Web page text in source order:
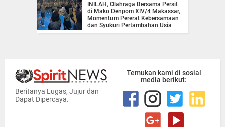
INILAH, Olahraga Bersama Persit
di Mako Denpom XIV/4 Makassar,
Momentum Pererat Kebersamaan
dan Syukuri Pertambahan Usia
Beritanya Lugas, Jujur dan
Dapat Dipercaya.
Temukan kami di sosial
media berikut: